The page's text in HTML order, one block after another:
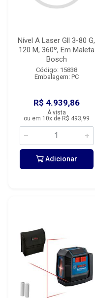
Nível A Laser Gll 3-80 G,
120 M, 360º, Em Maleta
Bosch
Código: 15838
Embalagem: PC
R$ 4.939,86
À vista
ou em 10x de R$ 493,99
Adicionar